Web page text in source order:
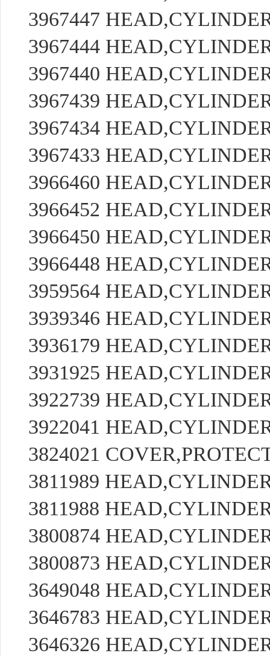
3967447
3967444
3967440
3967439
3967434
3967433
3966460
3966452
3966450
3966448
3959564
3939346
3936179
3931925
3922739
3922041
3824021
3811989
3811988
3800874
3800873
3649048
3646783
3646326